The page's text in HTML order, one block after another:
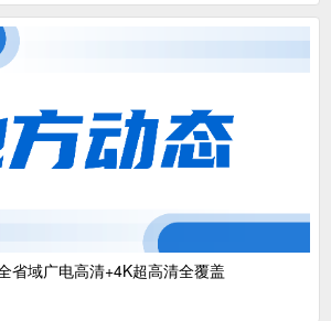
省域广电高清+4K超高清全覆盖